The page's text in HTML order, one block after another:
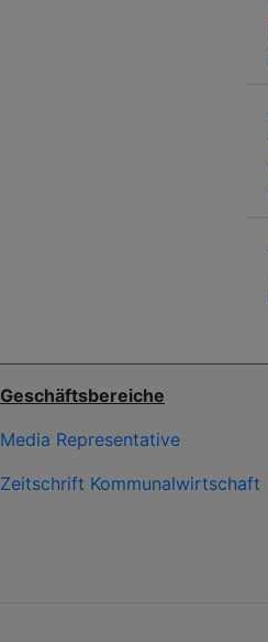
Geschäftsbereiche
Media Representative
Zeitschrift Kommunalwirtschaft